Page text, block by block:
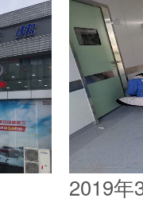
2019年